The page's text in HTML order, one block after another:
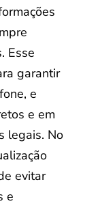
Esse
garantir
e
e em
legais. No
evitar
e